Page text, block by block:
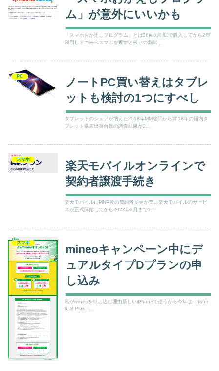
ム」が意外にいいかも
「スマホおかえしプログラム」とは36回の割賦で購入してから2年
利用しドコモへスマホを返すと残りの割賦...
PC
ノートPC買い替えはタブレ
ットも検討の1つにすべし
タブレットのシェアが増えた2018年MM総研から2018年の国内タ
ブレット端末出荷台数の調査結果が2...
スマホ
楽天モバイルオンラインで
契約者譲渡手続き
楽天モバイルにMNP後の契約者変更が楽に楽天モバイルのサービ
スが正式開始してから2022年6月まで1...
スマホ
mineoキャンペーン中にデ
ュアルタイプDプランの申
し込み
私がmineoを申し込む理由新しいiPhoneで使うから今年はiPhone
8, 8 Plus, i...